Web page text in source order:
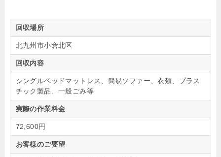
回収場所
北九州市小倉北区
回収内容
シングルベッドマットレス、簡易ソファー、衣類、プラス
チック製品、一般ごみ等
実際の作業料金
72,600円
お客様のご要望